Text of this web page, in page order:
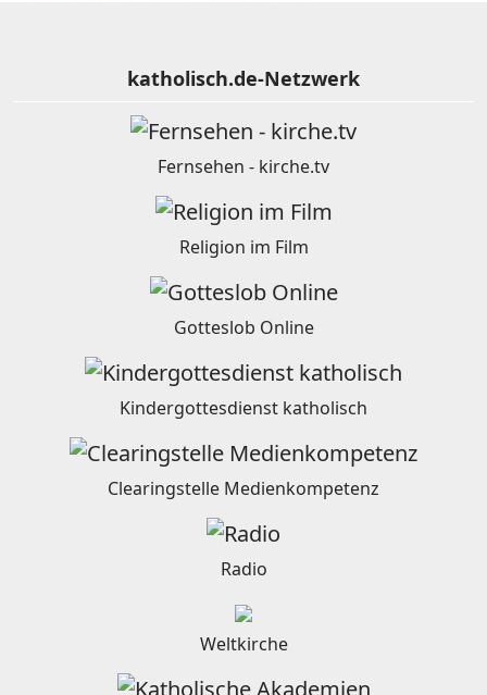
katholisch.de-Netzwerk
Fernsehen - kirche.tv
Religion im Film
Gotteslob Online
Kindergottesdienst katholisch
Clearingstelle Medienkompetenz
Radio
Weltkirche